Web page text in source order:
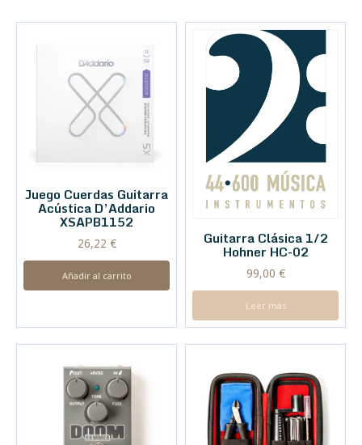
Juego Cuerdas Guitarra
Acústica D’Addario
XSAPB1152
26,22 €
Añadir al carrito
Guitarra Clásica 1/2
Hohner HC-02
99,00 €
Leer más